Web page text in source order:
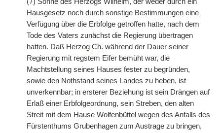
Hausgesetz noch durch sonstige Bestimmungen eine
Verfügung über die Erbfolge getroffen hatte, nach dem
Tode des Vaters zunächst die Regierung übertragen
hatten. Daß Herzog Ch. während der Dauer seiner
Regierung mit regstem Eifer bemüht war, die
Machtstellung seines Hauses fester zu begründen,
sowie den Nothstand seines Landes zu heben, ist
unverkennbar; in ersterer Beziehung ist sein Drängen auf
Erlaß einer Erbfolgeordnung, sein Streben, den alten
Streit mit dem Hause Wolfenbüttel wegen des Anfalls des
Fürstenthums Grubenhagen zum Austrage zu bringen,